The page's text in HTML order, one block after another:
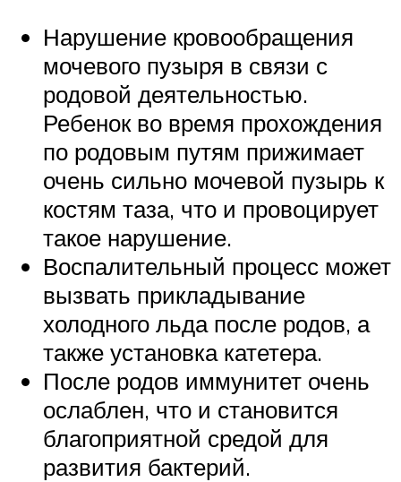
Нарушение кровообращения
мочевого пузыря в связи с
родовой деятельностью.
Ребенок во время прохождения
по родовым путям прижимает
очень сильно мочевой пузырь к
костям таза, что и провоцирует
такое нарушение.
Воспалительный процесс может
вызвать прикладывание
холодного льда после родов, а
также установка катетера.
После родов иммунитет очень
ослаблен, что и становится
благоприятной средой для
развития бактерий.